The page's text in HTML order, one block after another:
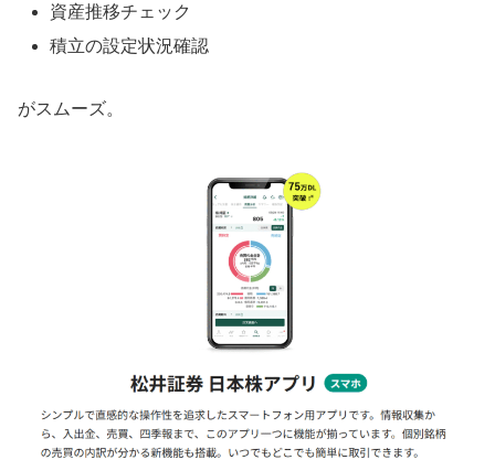
資産推移チェック
積立の設定状況確認
がスムーズ。